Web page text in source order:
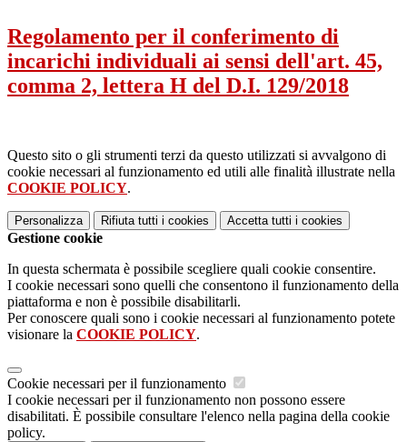
Regolamento per il conferimento di
incarichi individuali ai sensi dell'art. 45,
comma 2, lettera H del D.I. 129/2018
Questo sito o gli strumenti terzi da questo utilizzati si avvalgono di
cookie necessari al funzionamento ed utili alle finalità illustrate nella
COOKIE POLICY.
Personalizza Rifiuta tutti i cookies Accetta tutti i cookies
Gestione cookie
In questa schermata è possibile scegliere quali cookie consentire.
I cookie necessari sono quelli che consentono il funzionamento della
piattaforma e non è possibile disabilitarli.
Per conoscere quali sono i cookie necessari al funzionamento potete
visionare la COOKIE POLICY.
Cookie necessari per il funzionamento
I cookie necessari per il funzionamento non possono essere
disabilitati. È possibile consultare l'elenco nella pagina della cookie
policy.